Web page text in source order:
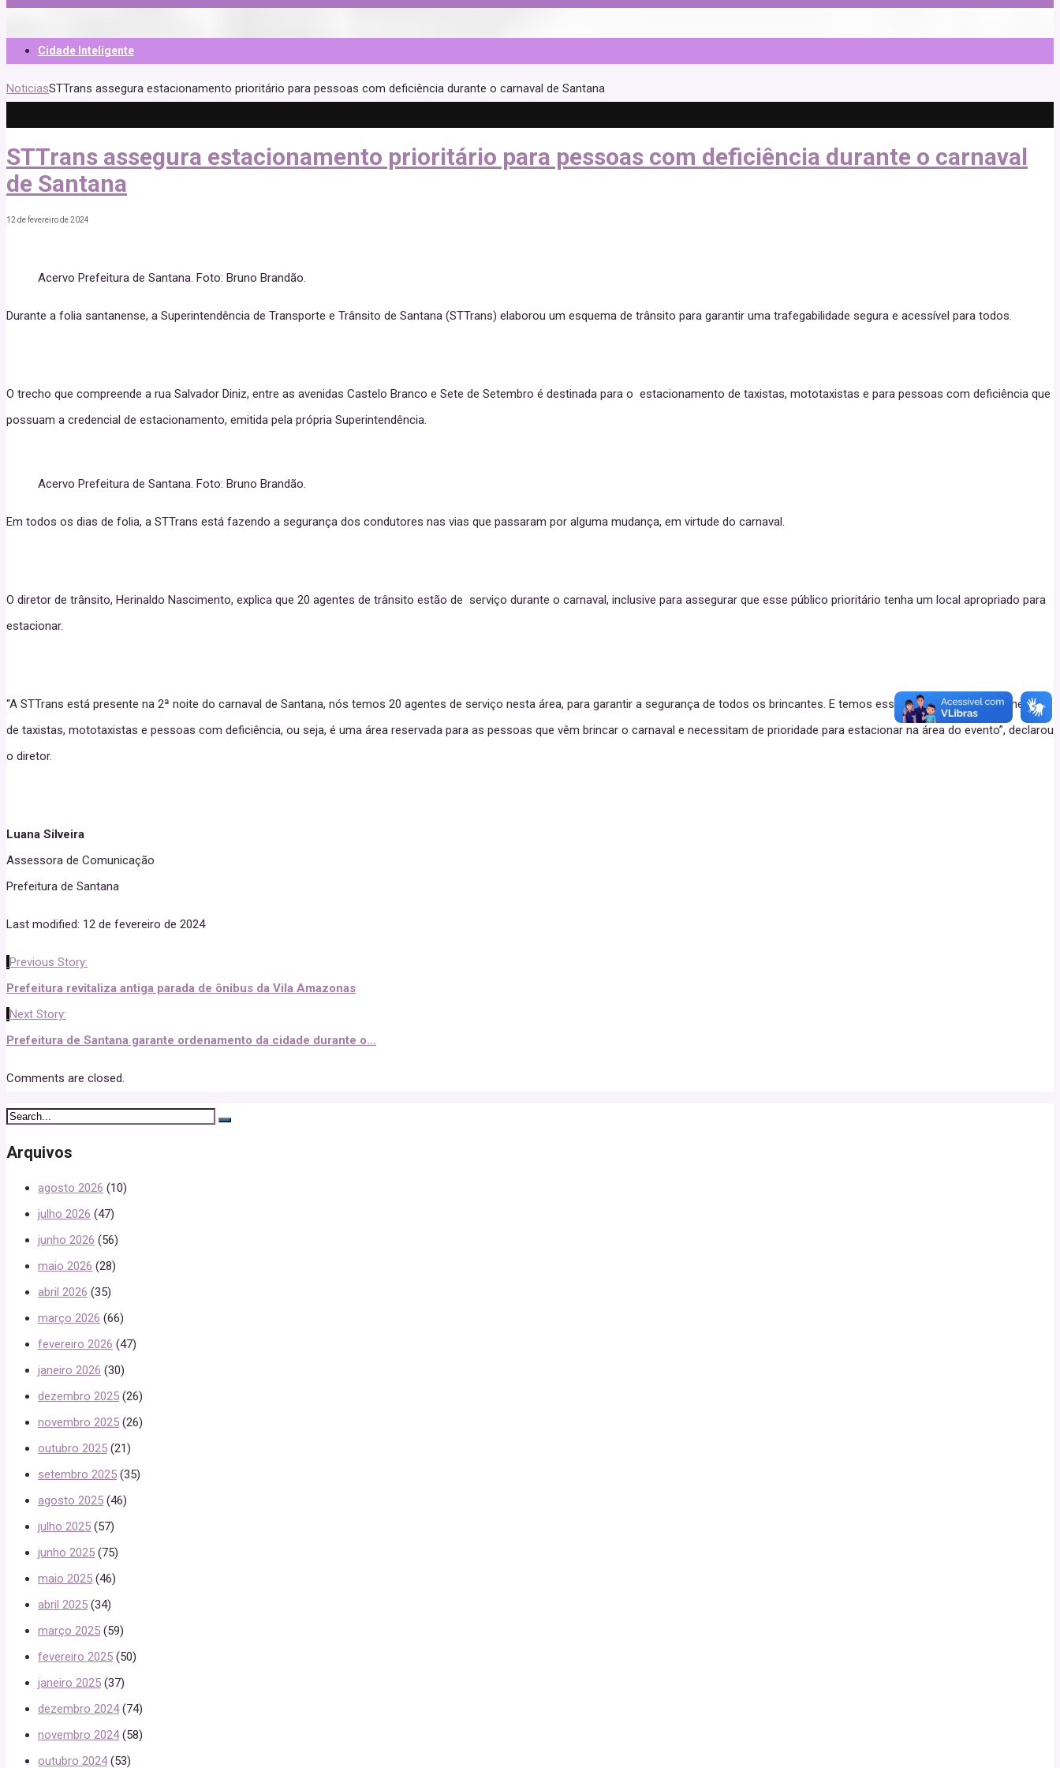
Cidade Inteligente
NoticiasSTTrans assegura estacionamento prioritário para pessoas com deficiência durante o carnaval de Santana
STTrans assegura estacionamento prioritário para pessoas com deficiência durante o carnaval
de Santana
12 de fevereiro de 2024
Acervo Prefeitura de Santana. Foto: Bruno Brandão.
Durante a folia santanense, a Superintendência de Transporte e Trânsito de Santana (STTrans) elaborou um esquema de trânsito para garantir uma trafegabilidade segura e acessível para todos.
O trecho que compreende a rua Salvador Diniz, entre as avenidas Castelo Branco e Sete de Setembro é destinada para o estacionamento de taxistas, mototaxistas e para pessoas com deficiência que
possuam a credencial de estacionamento, emitida pela própria Superintendência.
Acervo Prefeitura de Santana. Foto: Bruno Brandão.
Em todos os dias de folia, a STTrans está fazendo a segurança dos condutores nas vias que passaram por alguma mudança, em virtude do carnaval.
O diretor de trânsito, Herinaldo Nascimento, explica que 20 agentes de trânsito estão de serviço durante o carnaval, inclusive para assegurar que esse público prioritário tenha um local apropriado para
estacionar.
“A STTrans está presente na 2ª noite do carnaval de Santana, nós temos 20 agentes de serviço nesta área, para garantir a segurança de todos os brincantes. E temos essa área para estacionamento
de taxistas, mototaxistas e pessoas com deficiência, ou seja, é uma área reservada para as pessoas que vêm brincar o carnaval e necessitam de prioridade para estacionar na área do evento”, declarou
o diretor.
Luana Silveira
Assessora de Comunicação
Prefeitura de Santana
Last modified: 12 de fevereiro de 2024
Previous Story:
Prefeitura revitaliza antiga parada de ônibus da Vila Amazonas
Next Story:
Prefeitura de Santana garante ordenamento da cidade durante o...
Comments are closed.
Arquivos
agosto 2026 (10)
julho 2026 (47)
junho 2026 (56)
maio 2026 (28)
abril 2026 (35)
março 2026 (66)
fevereiro 2026 (47)
janeiro 2026 (30)
dezembro 2025 (26)
novembro 2025 (26)
outubro 2025 (21)
setembro 2025 (35)
agosto 2025 (46)
julho 2025 (57)
junho 2025 (75)
maio 2025 (46)
abril 2025 (34)
março 2025 (59)
fevereiro 2025 (50)
janeiro 2025 (37)
dezembro 2024(74)
novembro 2024(58)
outubro 2024(53)